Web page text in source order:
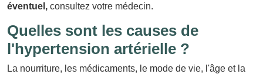
éventuel, consultez votre médecin.
Quelles sont les causes de
l'hypertension artérielle ?
La nourriture, les médicaments, le mode de vie, l'âge et la